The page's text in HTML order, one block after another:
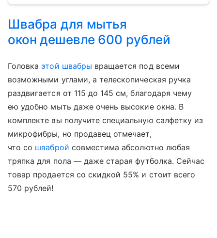
Швабра для мытья
окон дешевле 600 рублей
Головка этой швабры вращается под всеми
возможными углами, а телескопическая ручка
раздвигается от 115 до 145 см, благодаря чему
ею удобно мыть даже очень высокие окна. В
комплекте вы получите специальную салфетку из
микрофибры, но продавец отмечает,
что со шваброй совместима абсолютно любая
тряпка для пола — даже старая футболка. Сейчас
товар продается со скидкой 55% и стоит всего
570 рублей!